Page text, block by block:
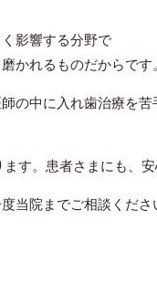
影響する分野で
かれるものだからです。
中に入れ歯治療を
す。患者さまにも、
当院までご相談くださ